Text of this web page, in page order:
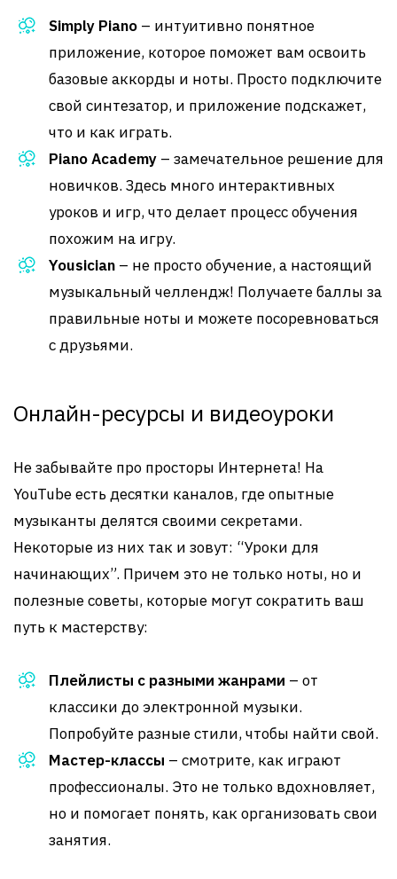
Simply Piano – интуитивно понятное
приложение, которое поможет вам освоить
базовые аккорды и ноты. Просто подключите
свой синтезатор, и приложение подскажет,
что и как играть.
Piano Academy – замечательное решение для
новичков. Здесь много интерактивных
уроков и игр, что делает процесс обучения
похожим на игру.
Yousician – не просто обучение, а настоящий
музыкальный челлендж! Получаете баллы за
правильные ноты и можете посоревноваться
с друзьями.
Онлайн-ресурсы и видеоуроки
Не забывайте про просторы Интернета! На
YouTube есть десятки каналов, где опытные
музыканты делятся своими секретами.
Некоторые из них так и зовут: “Уроки для
начинающих”. Причем это не только ноты, но и
полезные советы, которые могут сократить ваш
путь к мастерству:
Плейлисты с разными жанрами – от
классики до электронной музыки.
Попробуйте разные стили, чтобы найти свой.
Мастер-классы – смотрите, как играют
профессионалы. Это не только вдохновляет,
но и помогает понять, как организовать свои
занятия.